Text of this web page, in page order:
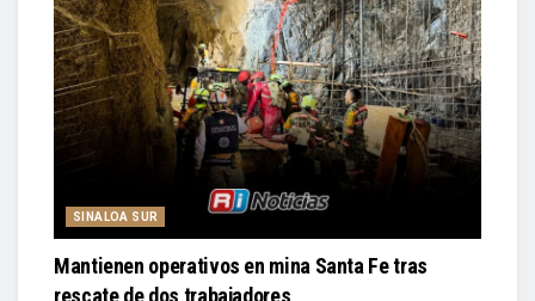
SINALOA SUR
Mantienen operativos en mina Santa Fe tras
rescate de dos trabajadores